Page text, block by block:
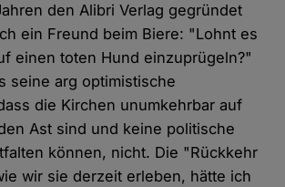
den Alibri Verlag gegründet
ein Freund beim Biere: "Lohnt es
einen toten Hund einzuprügeln?"
seine arg optimistische
die Kirchen unumkehrbar auf
Ast sind und keine politische
können, nicht. Die "Rückkehr
wir sie derzeit erleben, hätte ich